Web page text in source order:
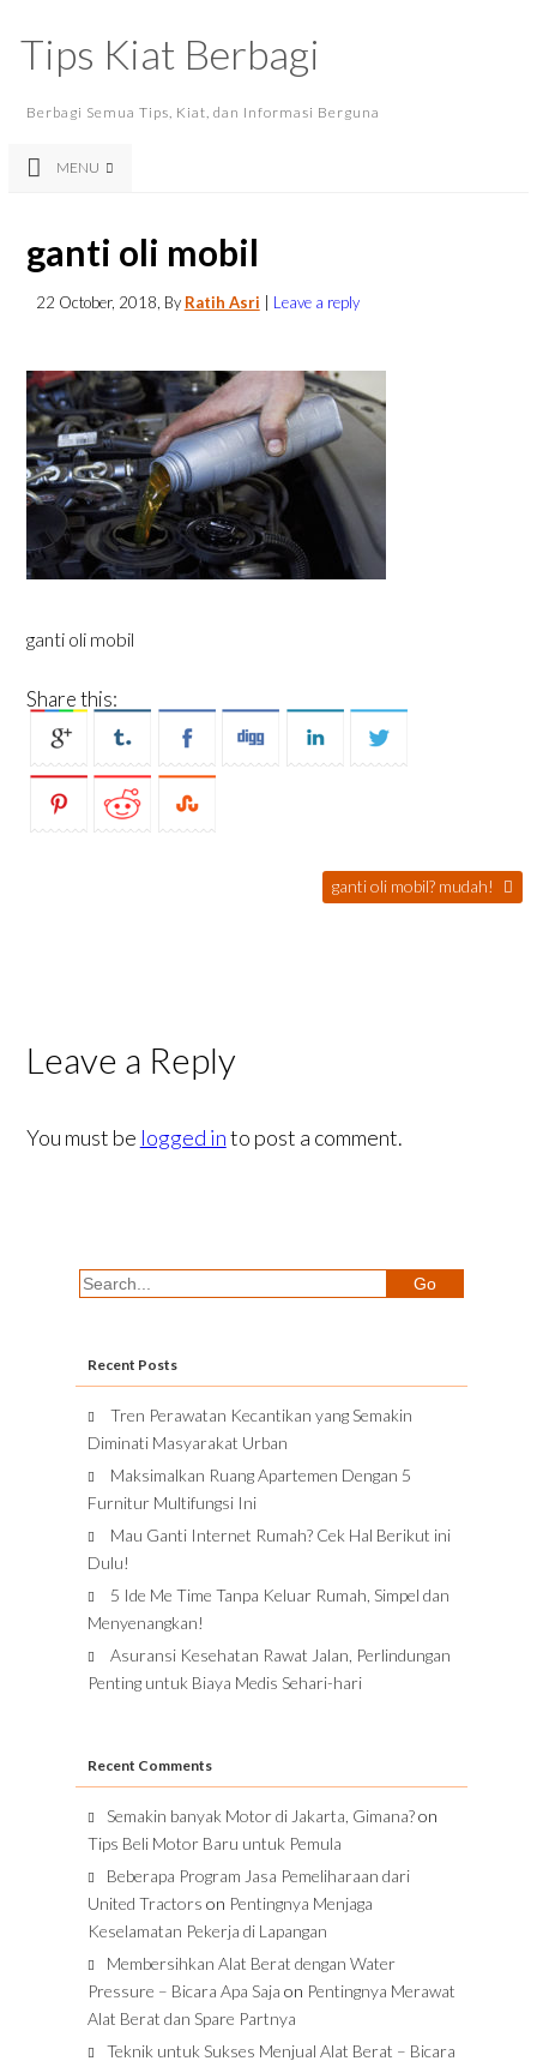
Tips Kiat Berbagi
Berbagi Semua Tips, Kiat, dan Informasi Berguna
MENU
ganti oli mobil
22 October, 2018 , By Ratih Asri Leave a reply
ganti oli mobil
Share this:
ganti oli mobil? mudah!
Leave a Reply
You must be logged into post a comment.
Recent Posts
Tren Perawatan Kecantikan yang Semakin
Diminati Masyarakat Urban
Maksimalkan Ruang Apartemen Dengan 5
Furnitur Multifungsi Ini
Mau Ganti Internet Rumah? Cek Hal Berikut ini
Dulu!
5 Ide Me Time Tanpa Keluar Rumah, Simpel dan
Menyenangkan!
Asuransi Kesehatan Rawat Jalan, Perlindungan
Penting untuk Biaya Medis Sehari-hari
Recent Comments
Semakin banyak Motor di Jakarta, Gimana?on
Tips Beli Motor Baru untuk Pemula
Beberapa Program Jasa Pemeliharaan dari
United Tractors on Pentingnya Menjaga
Keselamatan Pekerja di Lapangan
Membersihkan Alat Berat dengan Water
Pressure – Bicara Apa Saja on Pentingnya Merawat
Alat Berat dan Spare Partnya
Teknik untuk Sukses Menjual Alat Berat – Bicara